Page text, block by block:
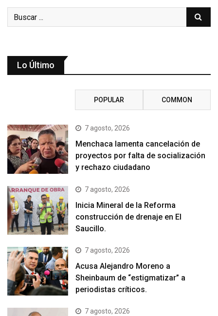
Lo Último
POPULAR COMMON
7 agosto, 2026
Menchaca lamenta cancelación de
proyectos por falta de socialización
y rechazo ciudadano
7 agosto, 2026
Inicia Mineral de la Reforma
construcción de drenaje en El
Saucillo.
7 agosto, 2026
Acusa Alejandro Moreno a
Sheinbaum de “estigmatizar” a
periodistas críticos.
7 agosto, 2026